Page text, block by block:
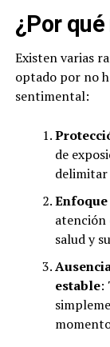
¿Por
Existen varias
optado por no
sentimental:
de
delimitar
atención
salud y
estable: